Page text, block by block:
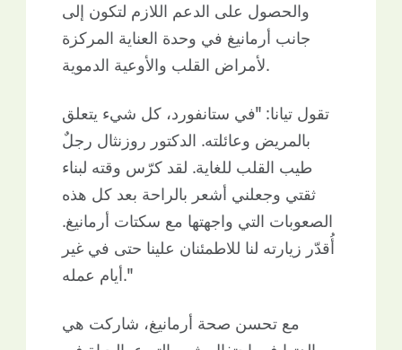
والحصول على الدعم اللازم لتكون إلى
جانب أرمانيغ في وحدة العناية المركزة
لأمراض القلب والأوعية الدموية.
تقول تيانا: "في ستانفورد، كل شيء يتعلق
بالمريض وعائلته. الدكتور روزنثال رجلٌ
طيب القلب للغاية. لقد كرّس وقته لبناء
ثقتي وجعلني أشعر بالراحة بعد كل هذه
الصعوبات التي واجهتها مع سكتات أرمانيغ.
أُقدّر زيارته لنا للاطمئنان علينا حتى في غير
أيام عمله."
مع تحسن صحة أرمانيغ، شاركت هي